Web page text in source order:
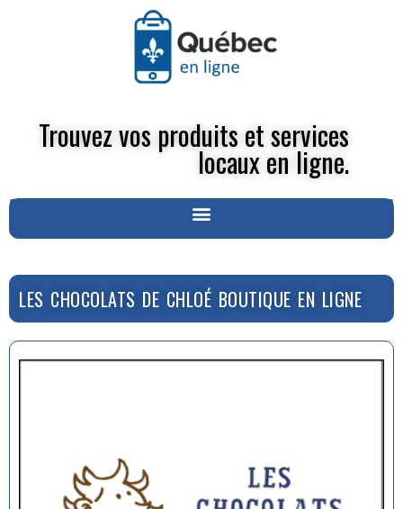
Trouvez vos produits et services
locaux en ligne.
LES CHOCOLATS DE CHLOÉ BOUTIQUE EN LIGNE